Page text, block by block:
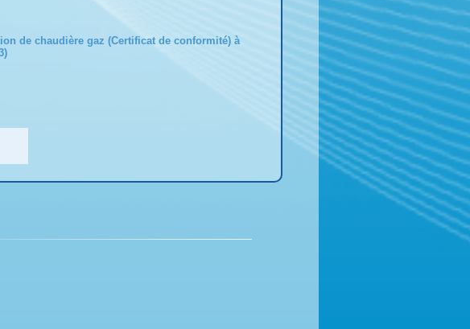
de chaudière gaz (Certificat de conformité) à